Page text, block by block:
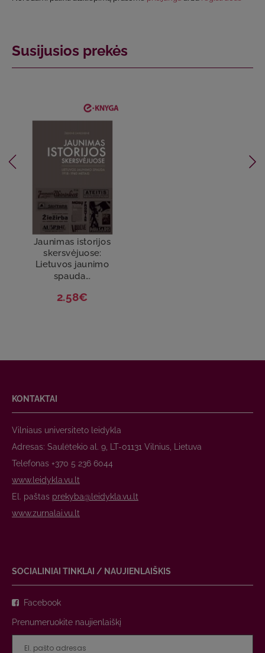
Susijusios prekės
Jaunimas istorijos
skersvėjuose:
Lietuvos jaunimo
spauda...
2.58€
KONTAKTAI
Vilniaus universiteto leidykla
Adresas: Saulėtekio al. 9, LT-01131 Vilnius, Lietuva
Telefonas +370 5 236 6044
www.leidykla.vu.lt
El. paštas prekyba@leidykla.vu.lt
www.zurnalai.vu.lt
SOCIALINIAI TINKLAI / NAUJIENLAIŠKIS
Facebook
Prenumeruokite naujienlaiškį